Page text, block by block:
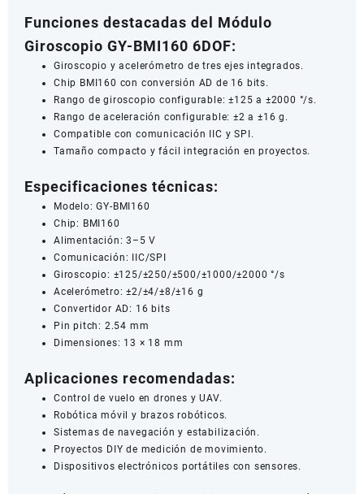
Funciones destacadas del Módulo
Giroscopio GY-BMI160 6DOF:
Giroscopio y acelerómetro de tres ejes integrados.
Chip BMI160 con conversión AD de 16 bits.
Rango de giroscopio configurable: ±125 a ±2000 °/s.
Rango de aceleración configurable: ±2 a ±16 g.
Compatible con comunicación IIC y SPI.
Tamaño compacto y fácil integración en proyectos.
Especificaciones técnicas:
Modelo: GY-BMI160
Chip: BMI160
Alimentación: 3–5 V
Comunicación: IIC/SPI
Giroscopio: ±125/±250/±500/±1000/±2000 °/s
Acelerómetro: ±2/±4/±8/±16 g
Convertidor AD: 16 bits
Pin pitch: 2.54 mm
Dimensiones: 13 × 18 mm
Aplicaciones recomendadas:
Control de vuelo en drones y UAV.
Robótica móvil y brazos robóticos.
Sistemas de navegación y estabilización.
Proyectos DIY de medición de movimiento.
Dispositivos electrónicos portátiles con sensores.